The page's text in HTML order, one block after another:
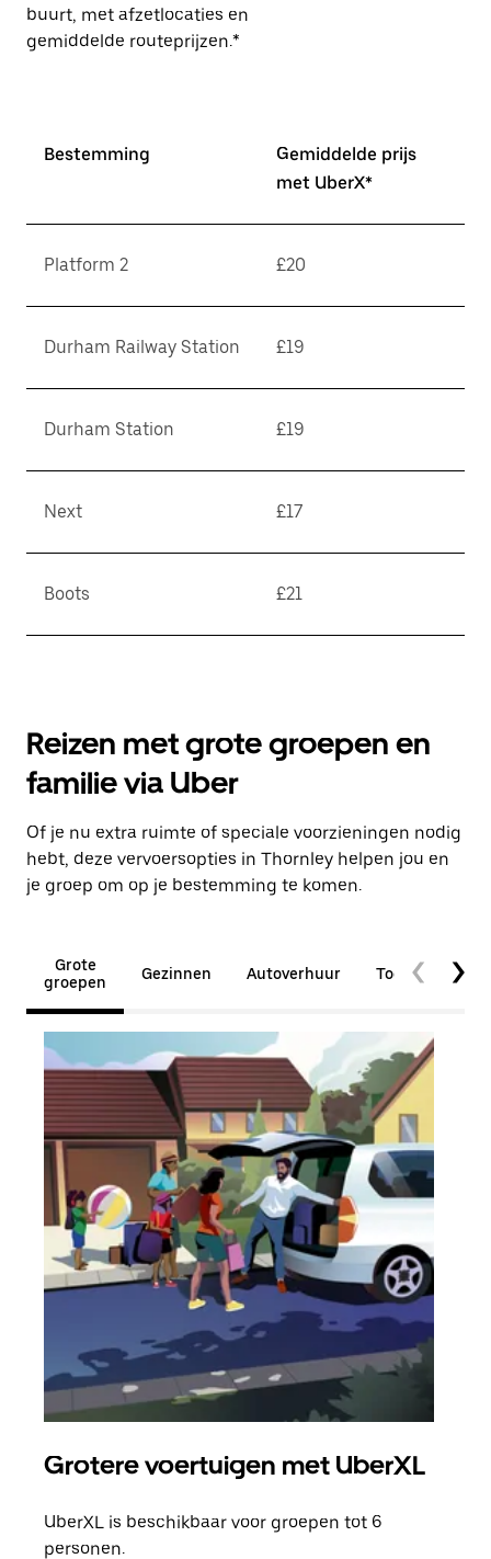
buurt, met afzetlocaties en
gemiddelde routeprijzen.*
Bestemming
Gemiddelde prijs
met UberX*
Platform 2 £20
Durham Railway Station £19
Durham Station £19
Next £17
Boots £21
Reizen met grote groepen en
familie via Uber
Of je nu extra ruimte of speciale voorzieningen nodig
hebt, deze vervoersopties in Thornley helpen jou en
je groep om op je bestemming te komen.
Grote
groepen
Gezinnen Autoverhuur
Grotere voertuigen met UberXL
UberXL is beschikbaar voor groepen tot 6
personen.